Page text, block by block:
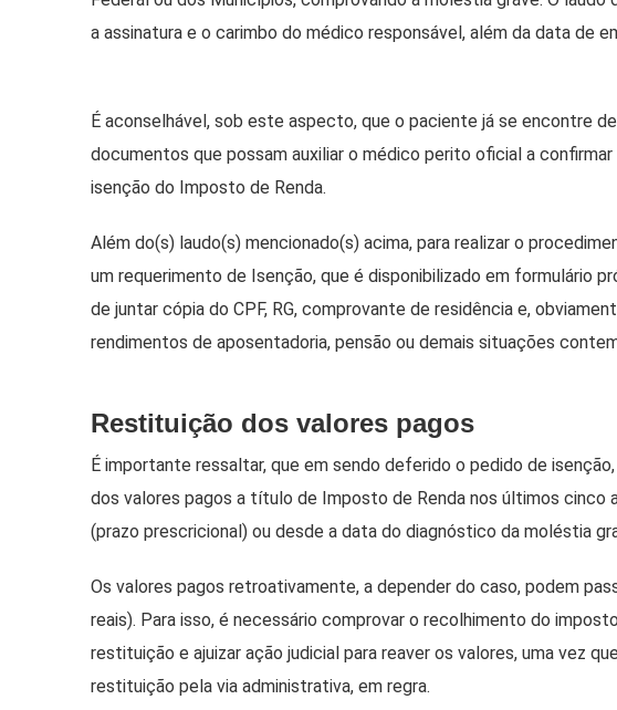
a assinatura e o carimbo do médico responsável, além da data de
É aconselhável, sob este aspecto, que o paciente já se encontre
documentos que possam auxiliar o médico perito oficial a
isenção do Imposto de Renda.
Além do(s) laudo(s) mencionado(s) acima, para realizar o
um requerimento de Isenção, que é disponibilizado em formulário
de juntar cópia do CPF, RG, comprovante de residência e,
rendimentos de aposentadoria, pensão ou demais situações
Restituição dos valores pagos
É importante ressaltar, que em sendo deferido o pedido de
dos valores pagos a título de Imposto de Renda nos últimos cinco
(prazo prescricional) ou desde a data do diagnóstico da moléstia
Os valores pagos retroativamente, a depender do caso, podem
reais). Para isso, é necessário comprovar o recolhimento do
restituição e ajuizar ação judicial para reaver os valores, uma vez
restituição pela via administrativa, em regra.